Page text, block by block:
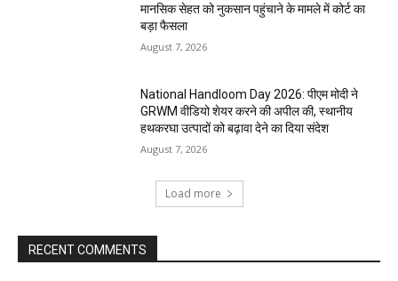
मानसिक सेहत को नुकसान पहुंचाने के मामले में कोर्ट का
बड़ा फैसला
August 7, 2026
National Handloom Day 2026: पीएम मोदी ने
GRWM वीडियो शेयर करने की अपील की, स्थानीय
हथकरघा उत्पादों को बढ़ावा देने का दिया संदेश
August 7, 2026
Load more
RECENT COMMENTS